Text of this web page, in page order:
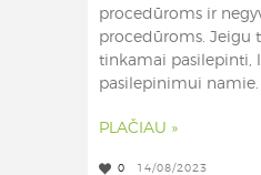
procedūroms ir
procedūroms. Jeigu
tinkamai pasilepinti,
pasilepinimui namie.
PLAČIAU »
0 14/08/2023